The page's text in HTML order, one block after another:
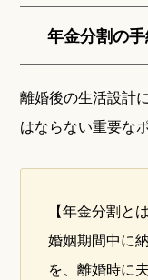
年金分割の
離婚後の生活設計
はならない重要な
【年金分割と
婚姻期間中に
を、離婚時に